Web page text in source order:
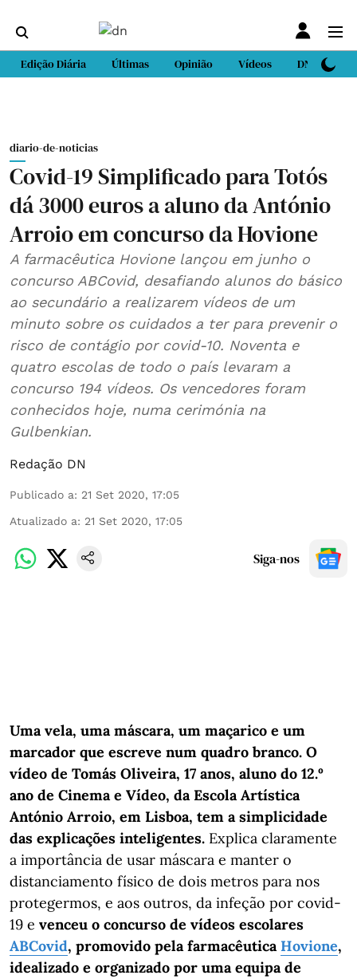
Edição Diária Últimas Opinião Vídeos DN Sport
diario-de-noticias
Covid-19 Simplificado para Totós
dá 3000 euros a aluno da António
Arroio em concurso da Hovione
A farmacêutica Hovione lançou em junho o
concurso ABCovid, desafiando alunos do básico
ao secundário a realizarem vídeos de um
minuto sobre os cuidados a ter para prevenir o
risco de contágio por covid-10. Noventa e
quatro escolas de todo o país levaram a
concurso 194 vídeos. Os vencedores foram
conhecidos hoje, numa cerimónia na
Gulbenkian.
Redação DN
Publicado a: 21 Set 2020, 17:05
Atualizado a: 21 Set 2020, 17:05
Siga-nos
Uma vela, uma máscara, um maçarico e um
marcador que escreve num quadro branco. O
vídeo de Tomás Oliveira, 17 anos, aluno do 12.º
ano de Cinema e Vídeo, da Escola Artística
António Arroio, em Lisboa, tem a simplicidade
das explicações inteligentes. Explica claramente
a importância de usar máscara e manter o
distanciamento físico de dois metros para nos
protegermos, e aos outros, da infeção por covid-
19 e venceu o concurso de vídeos escolares
ABCovid, promovido pela farmacêutica Hovione,
idealizado e organizado por uma equipa de